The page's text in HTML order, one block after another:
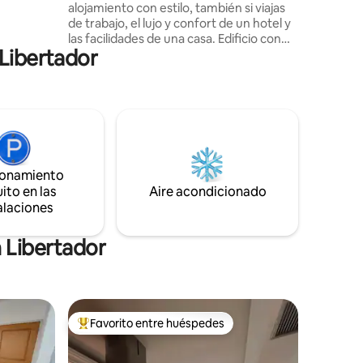
en el
alojamiento con estilo, también si viajas
de trabajo, el lujo y confort de un hotel y
las facilidades de una casa. Edificio con
planta eléctrica 100%. Doble anillo de
seguridad. Internet de alta velocidad,
Mini Bar 2 puestos de estacionamiento,
cerca de Centros Comerciales,
panaderías y otras facilidades
en las
Aire acondicionado
Libertador
Favorito entre huéspedes preferido
Favorito entre huéspedes